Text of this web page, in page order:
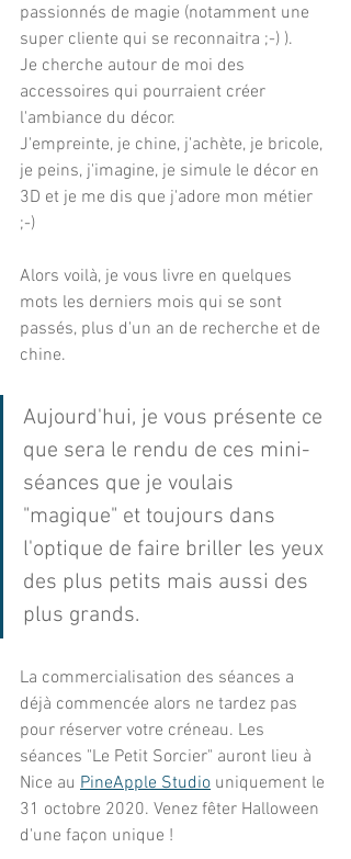
passionnés de magie (notamment une
super cliente qui se reconnaitra ;-) ).
Je cherche autour de moi des
accessoires qui pourraient créer
l'ambiance du décor.
J'empreinte, je chine, j'achète, je bricole,
je peins, j'imagine, je simule le décor en
3D et je me dis que j'adore mon métier
;-)
Alors voilà, je vous livre en quelques
mots les derniers mois qui se sont
passés, plus d'un an de recherche et de
chine.
Aujourd'hui, je vous présente ce
que sera le rendu de ces mini-
séances que je voulais
"magique" et toujours dans
l'optique de faire briller les yeux
des plus petits mais aussi des
plus grands.
La commercialisation des séances a
déjà commencée alors ne tardez pas
pour réserver votre créneau. Les
séances "Le Petit Sorcier" auront lieu à
Nice au PineApple Studio uniquement le
31 octobre 2020. Venez fêter Halloween
d'une façon unique !